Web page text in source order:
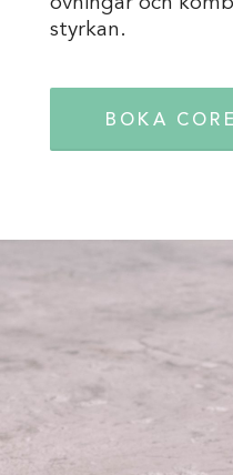
styrkan.
BOKA